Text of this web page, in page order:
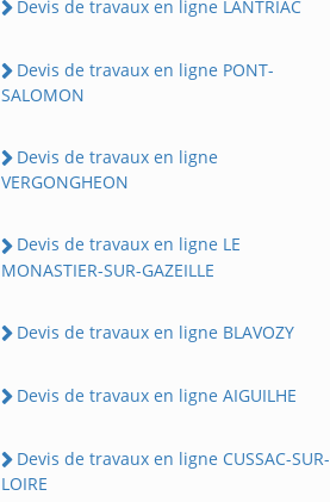
Devis de travaux en ligne LANTRIAC
Devis de travaux en ligne PONT-
SALOMON
Devis de travaux en ligne
VERGONGHEON
Devis de travaux en ligne LE
MONASTIER-SUR-GAZEILLE
Devis de travaux en ligne BLAVOZY
Devis de travaux en ligne AIGUILHE
Devis de travaux en ligne CUSSAC-SUR-
LOIRE